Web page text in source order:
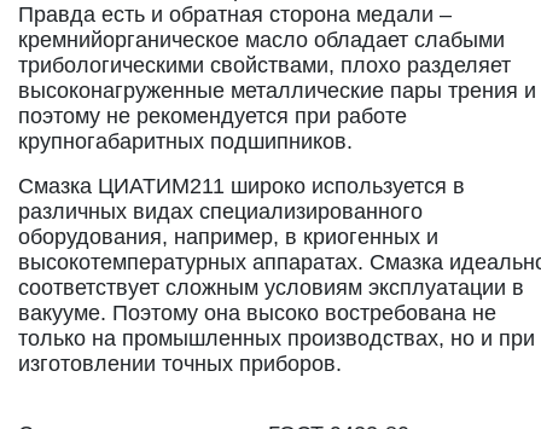
Правда есть и обратная сторона медали –
кремнийорганическое масло обладает слабыми
трибологическими свойствами, плохо разделяет
высоконагруженные металлические пары трения и
поэтому не рекомендуется при работе
крупногабаритных подшипников.
Смазка ЦИАТИМ211 широко используется в
различных видах специализированного
оборудования, например, в криогенных и
высокотемпературных аппаратах. Смазка
соответствует сложным условиям эксплуатации в
вакууме. Поэтому она высоко востребована не
только на промышленных производствах, но и при
изготовлении точных приборов.